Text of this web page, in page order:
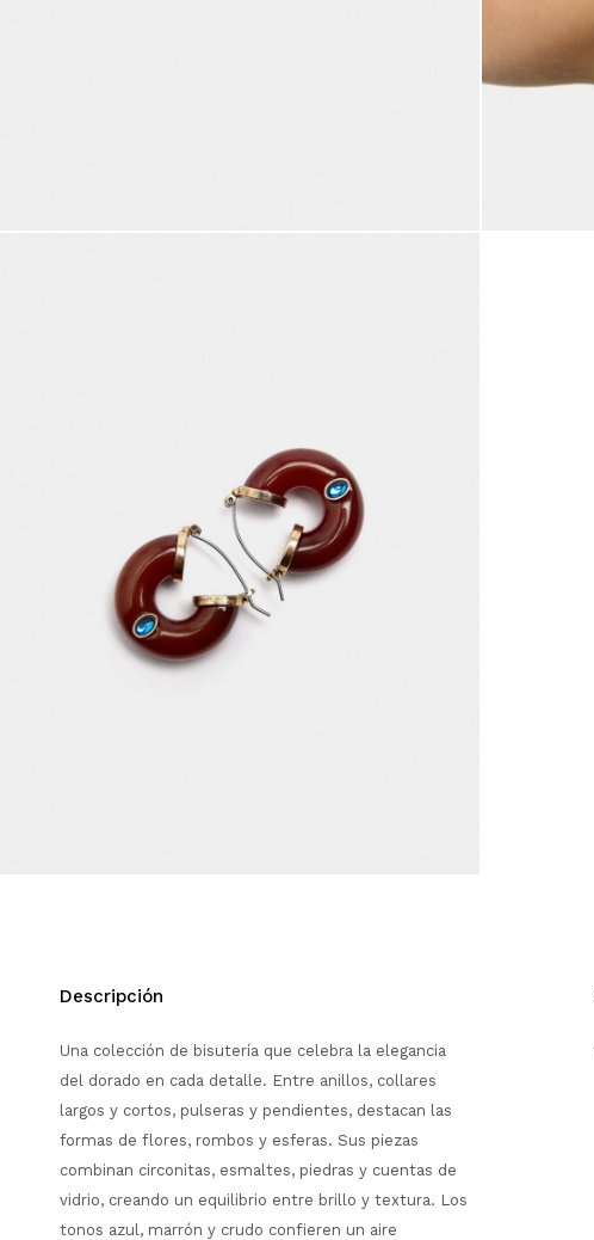
Descripción
Una colección de bisutería que celebra la elegancia
del dorado en cada detalle. Entre anillos, collares
largos y cortos, pulseras y pendientes, destacan las
formas de flores, rombos y esferas. Sus piezas
combinan circonitas, esmaltes, piedras y cuentas de
vidrio, creando un equilibrio entre brillo y textura. Los
tonos azul, marrón y crudo confieren un aire